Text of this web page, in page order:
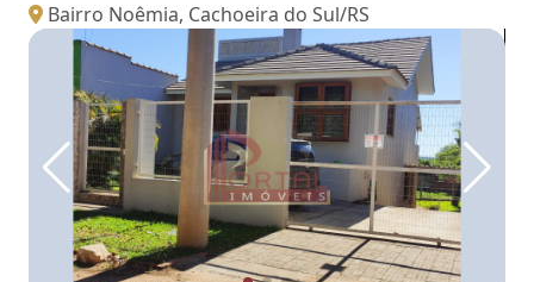
Bairro Noêmia, Cachoeira do Sul/RS